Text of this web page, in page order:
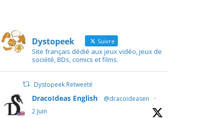
Dystopeek Suivre
Site français dédié aux jeux vidéo, jeux de
société, BDs, comics et films.
Dystopeek Retweeté
DracoIdeas English @dracoideasen
·
2 Juin